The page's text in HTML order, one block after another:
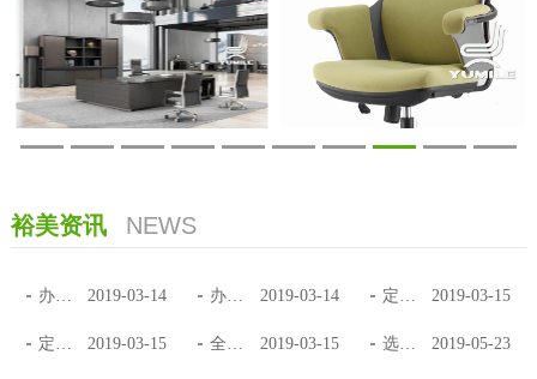
裕美资讯 NEWS
办公家具组合的优势 2019-03-14 2019-03-14 2019-03-15
2019-03-15 2019-03-15 选择办公家具定制厂家的注意事项 2019-05-23